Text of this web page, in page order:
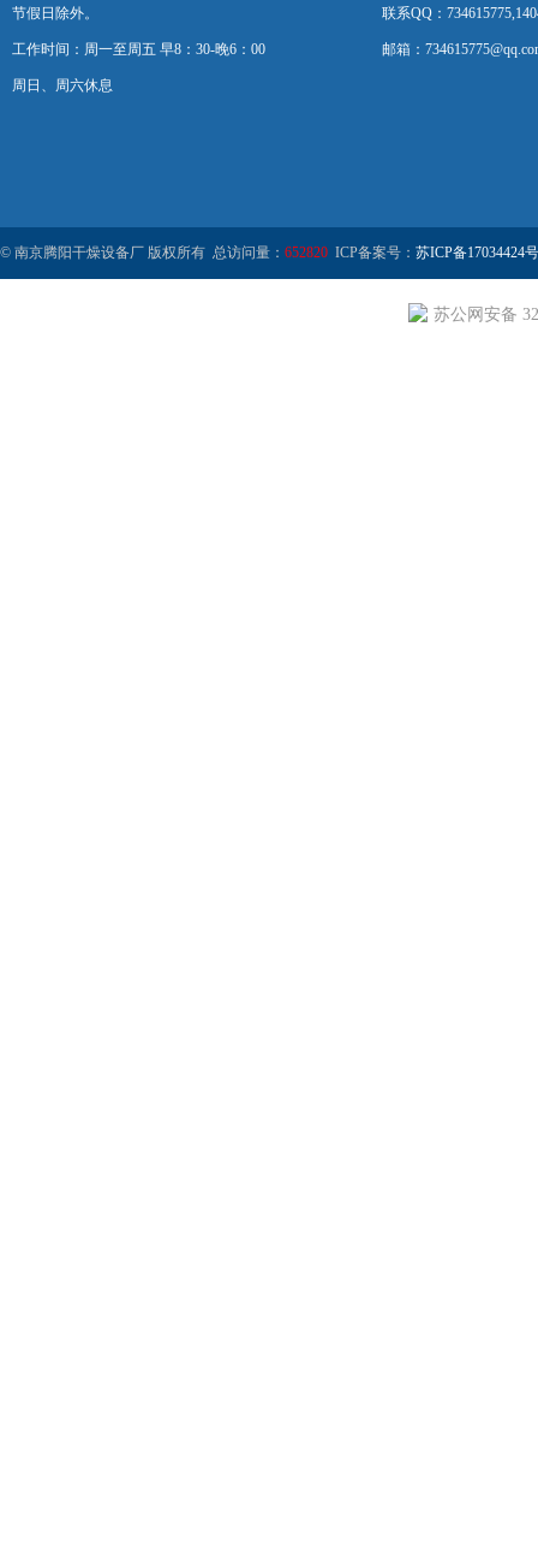
节假日除外。
工作时间：周一至周五 早8：30-晚6：00
周日、周六休息
联系QQ：
邮箱：
© 南京腾阳干燥设备厂 版权所有 总访问量： 652820 ICP备案号： 苏ICP备17034424
苏公网安备